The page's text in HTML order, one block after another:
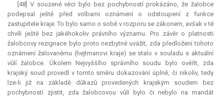
[48] V souzené věci bylo bez pochybností prokázáno, že žalobce
podepsal ještě před volbami oznámení o odstoupení z funkce
zastupitele kraje. To bylo samo o sobě v rozporu se zákonem, avšak v té
chvíli ještě bez jakéhokoliv právního významu. Pro závěr o platnosti
žalobcovy rezignace bylo proto nezbytné uvážit, zda předložení tohoto
oznámení žalovanému (hejtmanovi kraje) se stalo v souladu s aktuální
vůlí žalobce. Úkolem Nejvyššího správního soudu bylo ověřit, zda
krajský soud provedl v tomto směru dokazování úplně, či nikoliv, tedy
lze-li již na základě důkazů provedených krajským soudem bez
pochybností zjistit, zda žalobcovou vůlí bylo či nebylo na mandát